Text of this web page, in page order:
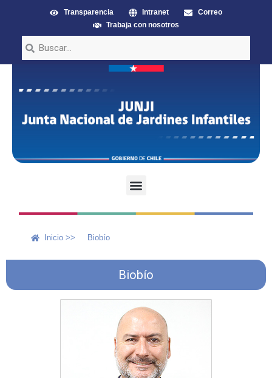
Transparencia Intranet
Correo
Trabaja con nosotros
Inicio >> Biobío
Biobío